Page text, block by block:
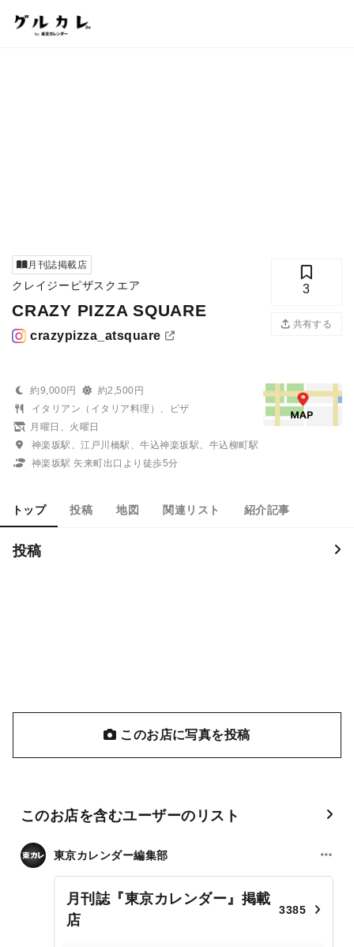
月刊誌掲載店
クレイジーピザスクエア
CRAZY PIZZA SQUARE
crazypizza_atsquare
3
共有する
約9,000円
約2,500円
イタリアン（イタリア料理）、ピザ
月曜日、火曜日
神楽坂駅、江戸川橋駅、牛込神楽坂駅、牛込柳町駅
神楽坂駅 矢来町出口より徒歩5分
トップ 投稿 地図 関連リスト 紹介記事
投稿
このお店に写真を投稿
このお店を含むユーザーのリスト
東京カレンダー編集部
月刊誌『東京カレンダー』掲載
店
3385